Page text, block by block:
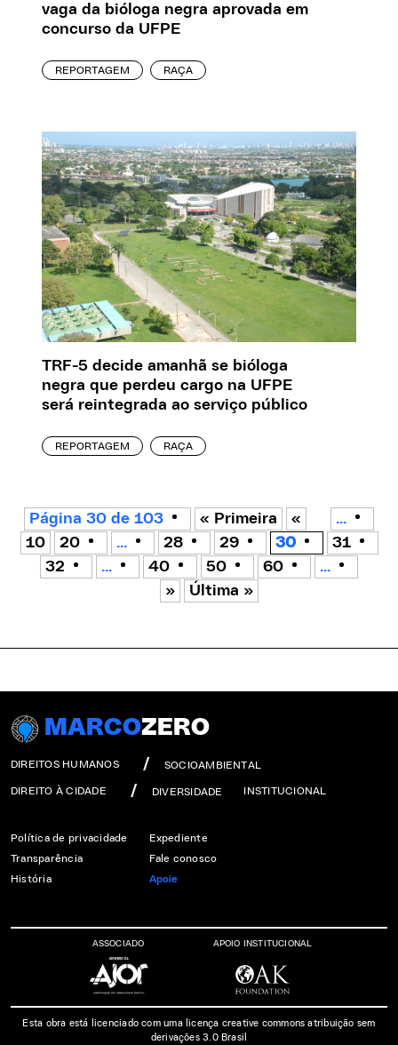
vaga da bióloga negra aprovada em
concurso da UFPE
REPORTAGEM RAÇA
TRF-5 decide amanhã se bióloga
negra que perdeu cargo na UFPE
será reintegrada ao serviço público
REPORTAGEM RAÇA
Página 30 de 103 « Primeira «
...
10
20 ... 28 29 30
31
32
... 40 50 60
...
»
Última »
MARCOZERO
DIREITOS HUMANOS SOCIOAMBIENTAL
DIREITO À CIDADE DIVERSIDADE INSTITUCIONAL
Política de privacidade
Transparência
História
Expediente
Fale conosco
Apoie
ASSOCIADO APOIO INSTITUCIONAL
Esta obra está licenciado com uma licença creative commons atribuição sem
derivações 3.0 Brasil